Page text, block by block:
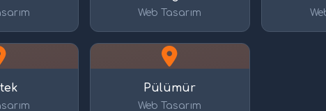
Web Tasarım
Pülümür
Web Tasarım